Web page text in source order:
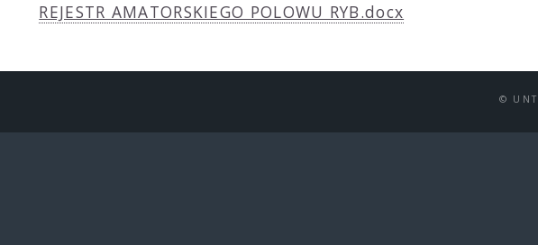
REJESTR AMATORSKIEGO POLOWU RYB.docx
©